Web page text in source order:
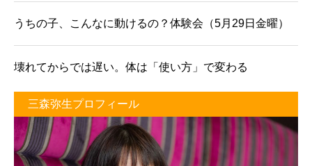
うちの子、こんなに動けるの？体験会（5月29日金曜）
壊れてからでは遅い。体は「使い方」で変わる
三森弥生プロフィール